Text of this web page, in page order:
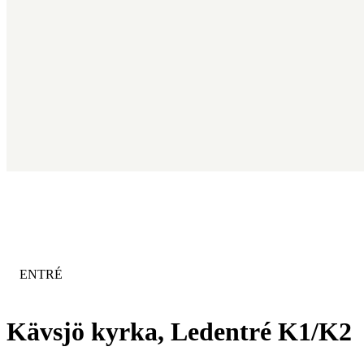
Kävsjö kyrka, Ledentré K1/K2
KATEGORI
ENTRÉ